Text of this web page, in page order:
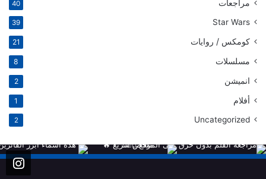
مراجعات 40
Star Wars
39
كومكس / روايات 21
مسلسلات 8
انميشن 2
أفلام 1
Uncategorized
2